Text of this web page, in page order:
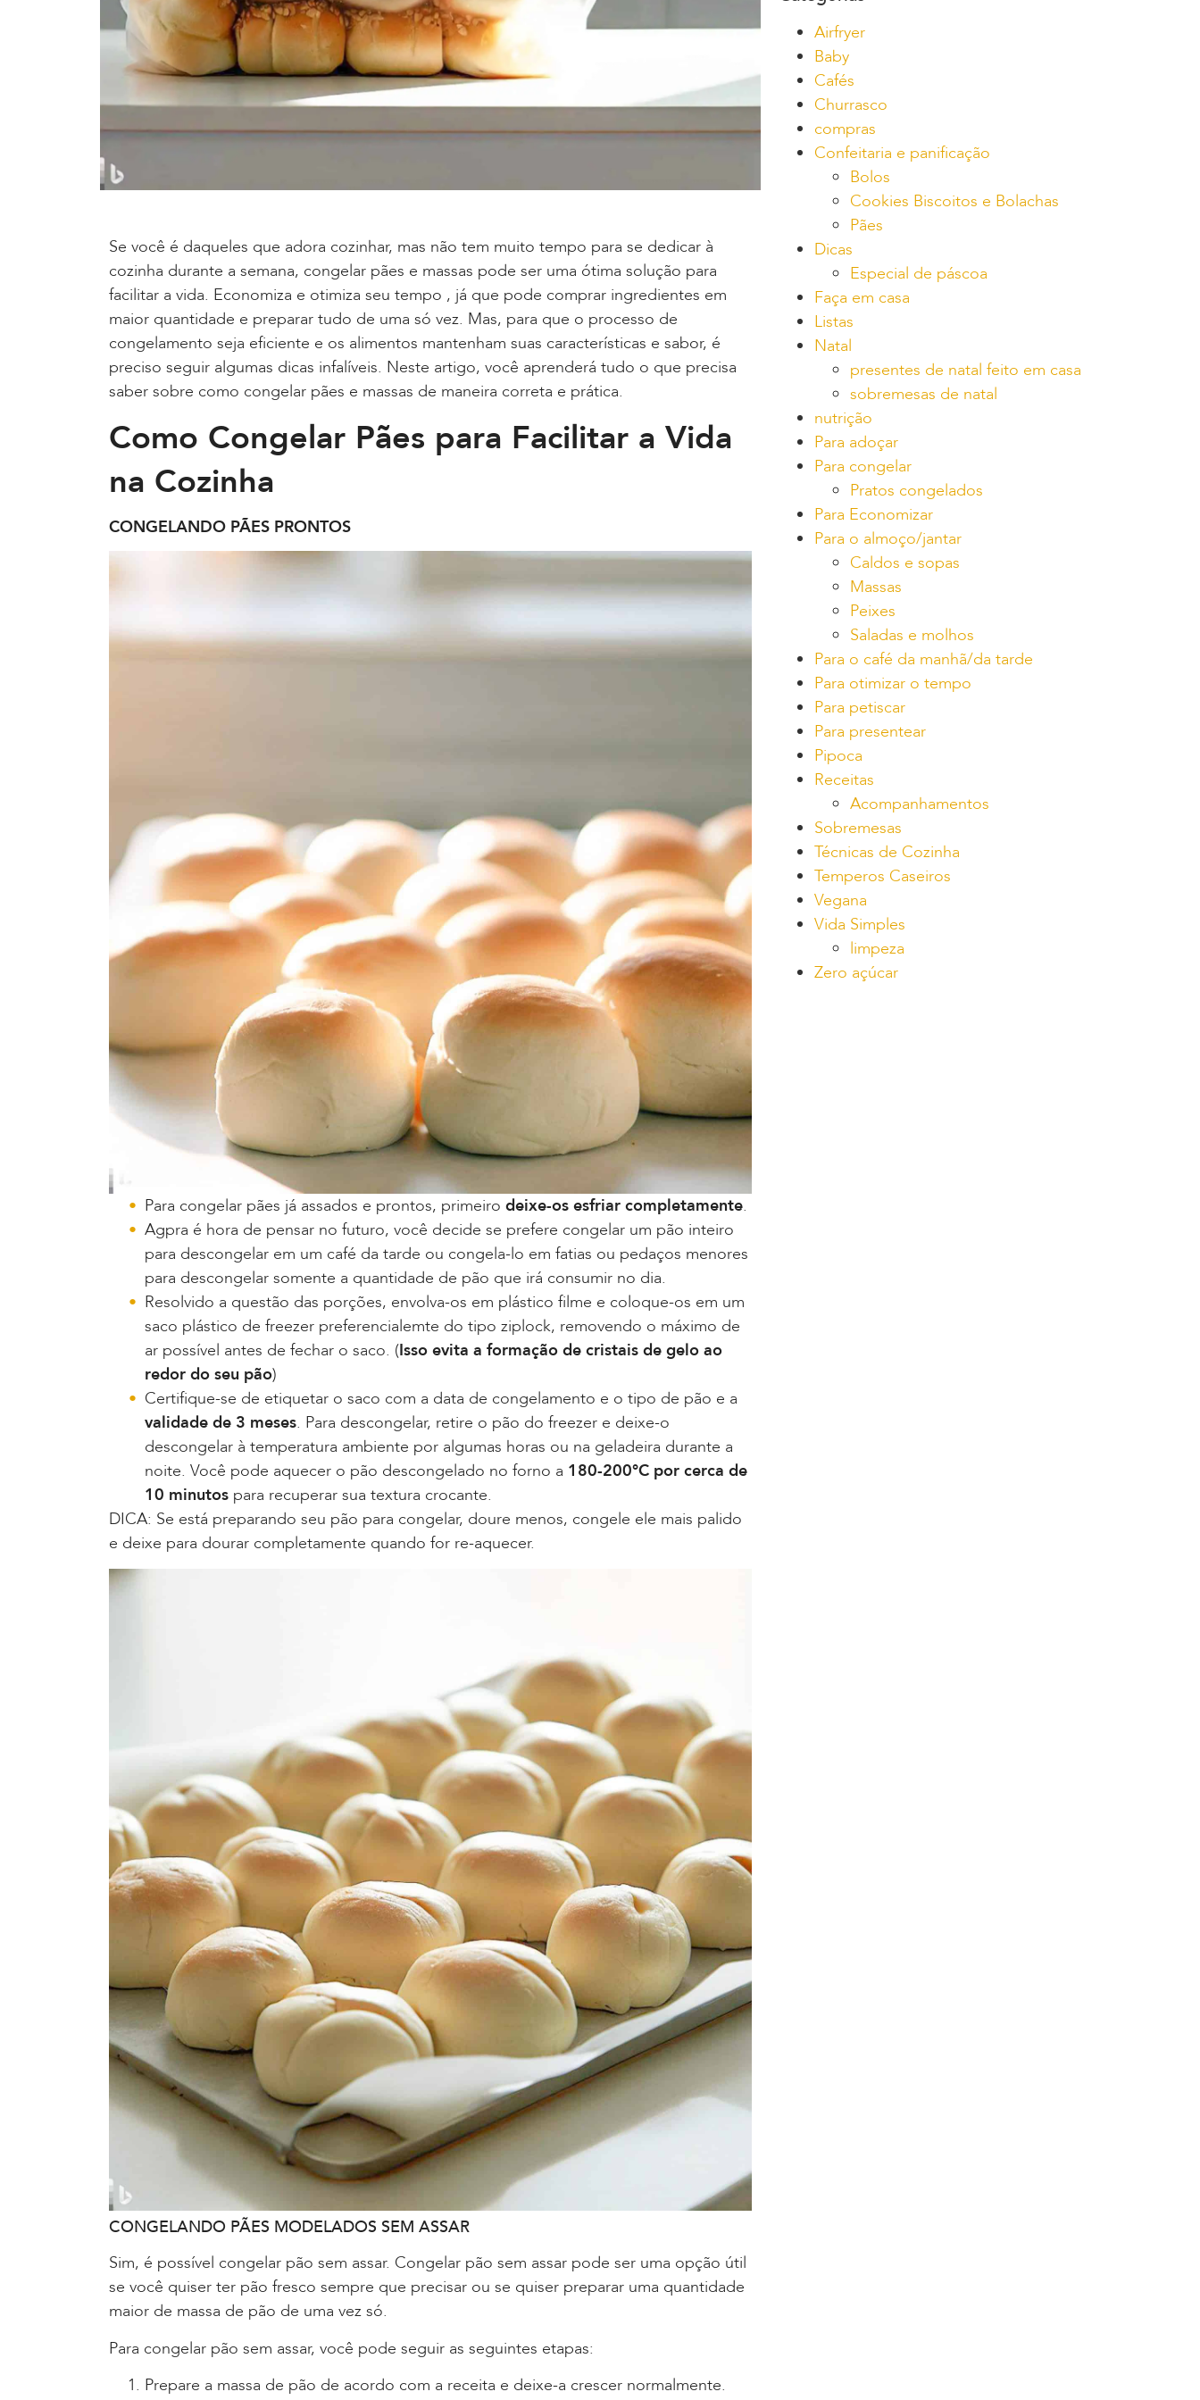
Se você é daqueles que adora cozinhar, mas não tem muito tempo para se dedicar à
cozinha durante a semana, congelar pães e massas pode ser uma ótima solução para
facilitar a vida. Economiza e otimiza seu tempo , já que pode comprar ingredientes em
maior quantidade e preparar tudo de uma só vez. Mas, para que o processo de
congelamento seja eficiente e os alimentos mantenham suas características e sabor, é
preciso seguir algumas dicas infalíveis. Neste artigo, você aprenderá tudo o que precisa
saber sobre como congelar pães e massas de maneira correta e prática.
Como Congelar Pães para Facilitar a Vida
na Cozinha
CONGELANDO PÃES PRONTOS
Para congelar pães já assados e prontos, primeiro deixe-os esfriar completamente.
Agpra é hora de pensar no futuro, você decide se prefere congelar um pão inteiro
para descongelar em um café da tarde ou congela-lo em fatias ou pedaços menores
para descongelar somente a quantidade de pão que irá consumir no dia.
Resolvido a questão das porções, envolva-os em plástico filme e coloque-os em um
saco plástico de freezer preferencialemte do tipo ziplock, removendo o máximo de
ar possível antes de fechar o saco. (Isso evita a formação de cristais de gelo ao
redor do seu pão)
Certifique-se de etiquetar o saco com a data de congelamento e o tipo de pão e a
validade de 3 meses. Para descongelar, retire o pão do freezer e deixe-o
descongelar à temperatura ambiente por algumas horas ou na geladeira durante a
noite. Você pode aquecer o pão descongelado no forno a 180-200°C por cerca de
10 minutos para recuperar sua textura crocante.
DICA: Se está preparando seu pão para congelar, doure menos, congele ele mais palido
e deixe para dourar completamente quando for re-aquecer.
CONGELANDO PÃES MODELADOS SEM ASSAR
Sim, é possível congelar pão sem assar. Congelar pão sem assar pode ser uma opção útil
se você quiser ter pão fresco sempre que precisar ou se quiser preparar uma quantidade
maior de massa de pão de uma vez só.
Para congelar pão sem assar, você pode seguir as seguintes etapas:
Prepare a massa de pão de acordo com a receita e deixe-a crescer normalmente.
Airfryer
Baby
Cafés
Churrasco
compras
Confeitaria e panificação
Bolos
Cookies Biscoitos e Bolachas
Pães
Dicas
Especial de páscoa
Faça em casa
Listas
Natal
presentes de natal feito em casa
sobremesas de natal
nutrição
Para adoçar
Para congelar
Pratos congelados
Para Economizar
Para o almoço/jantar
Caldos e sopas
Massas
Peixes
Saladas e molhos
Para o café da manhã/da tarde
Para otimizar o tempo
Para petiscar
Para presentear
Pipoca
Receitas
Acompanhamentos
Sobremesas
Técnicas de Cozinha
Temperos Caseiros
Vegana
Vida Simples
limpeza
Zero açúcar